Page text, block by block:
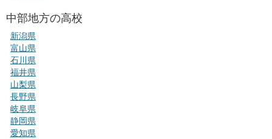
中部地方の高校
新潟県
富山県
石川県
福井県
山梨県
長野県
岐阜県
静岡県
愛知県